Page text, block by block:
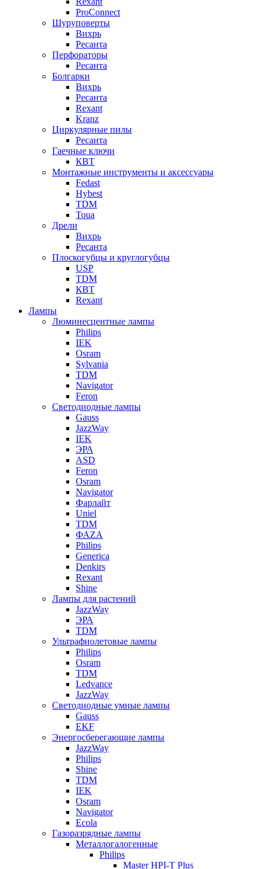
ProConnect
Шуруповерты
Вихрь
Ресанта
Перфораторы
Ресанта
Болгарки
Вихрь
Ресанта
Rexant
Kranz
Циркулярные пилы
Ресанта
Гаечные ключи
КВТ
Монтажные инструменты и аксессуары
Fedast
Hybest
TDM
Toua
Дрели
Вихрь
Ресанта
Плоскогубцы и круглогубцы
USP
TDM
КВТ
Rexant
Лампы
Люминесцентные лампы
Philips
IEK
Osram
Sylvania
TDM
Navigator
Feron
Светодиодные лампы
Gauss
JazzWay
IEK
ЭРА
ASD
Feron
Osram
Navigator
Фарлайт
Uniel
TDM
ФАZА
Philips
Generica
Denkirs
Rexant
Shine
Лампы для растений
JazzWay
ЭРА
TDM
Ультрафиолетовые лампы
Philips
Osram
TDM
Ledvance
JazzWay
Светодиодные умные лампы
Gauss
EKF
Энергосберегающие лампы
JazzWay
Philips
Shine
TDM
IEK
Osram
Navigator
Ecola
Газоразрядные лампы
Металлогалогенные
Philips
Master HPI-T Plus